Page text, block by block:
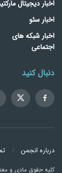
اخبار دیجیتال
اخبار سئو
اخبار شبکه های
اجتماعی
دنبال کنید
درباره انجمن
کلیه حقوق مادی و